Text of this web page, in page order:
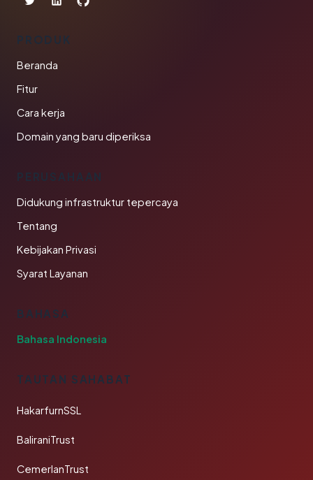
PRODUK
Beranda
Fitur
Cara kerja
Domain yang baru diperiksa
PERUSAHAAN
Didukung infrastruktur tepercaya
Tentang
Kebijakan Privasi
Syarat Layanan
BAHASA
Bahasa Indonesia
TAUTAN SAHABAT
HakarfurnSSL
BaliraniTrust
CemerlanTrust